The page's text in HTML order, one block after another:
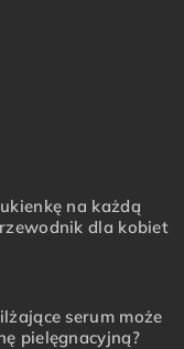
na każdą
dla kobiet
serum może
pielęgnacyjną?